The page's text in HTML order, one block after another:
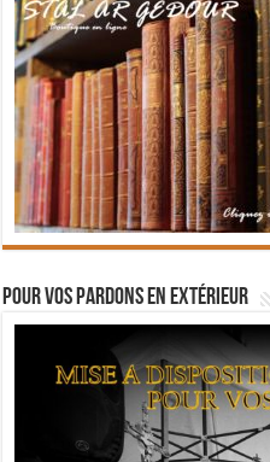
Pour vos pardons en extérieur